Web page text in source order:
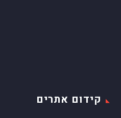
קידום אתרים